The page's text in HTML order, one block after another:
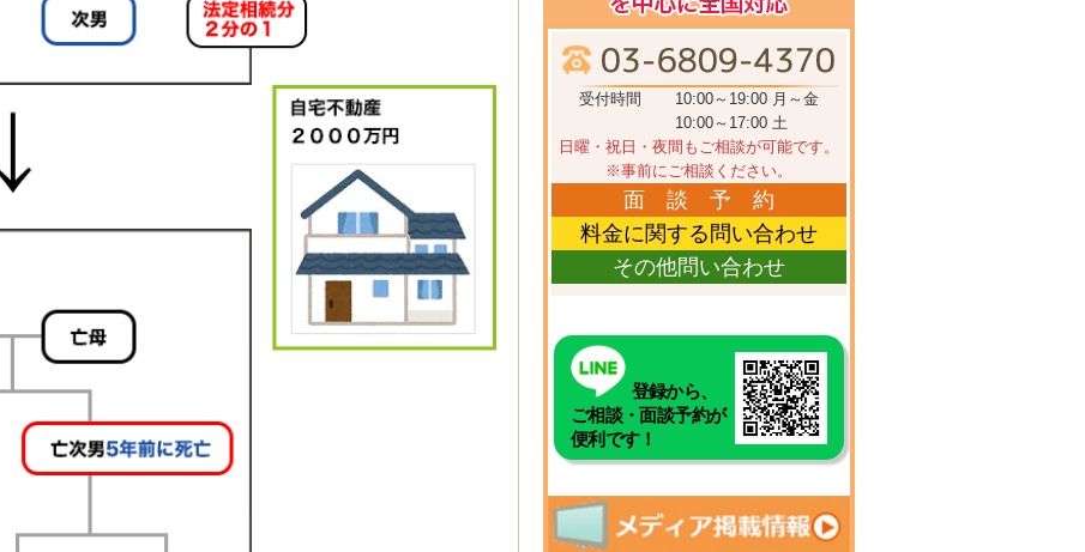
受付時間
10:00～19:00 月～金
10:00～17:00 土
日曜・祝日・夜間もご相談が可能です。
※事前にご相談ください。
面 談 予 約
料金に関する問い合わせ
その他問い合わせ
登録から、
ご相談・面談予約が
便利です！